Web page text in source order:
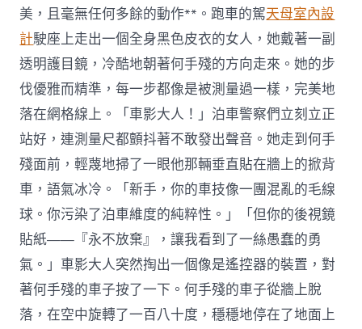
美，且毫無任何多餘的動作**。跑車的駕天母室內設
計駛座上走出一個全身黑色皮衣的女人，她戴著一副
透明護目鏡，冷酷地朝著何手殘的方向走來。她的步
伐優雅而精準，每一步都像是被測量過一樣，完美地
落在網格線上。「車影大人！」泊車警察們立刻立正
站好，連測量尺都顫抖著不敢發出聲音。她走到何手
殘面前，輕蔑地掃了一眼他那輛垂直貼在牆上的掀背
車，語氣冰冷。「新手，你的車技像一團混亂的毛線
球。你污染了泊車維度的純粹性。」「但你的後視鏡
貼紙——『永不放棄』，讓我看到了一絲愚蠢的勇
氣。」車影大人突然掏出一個像是遙控器的裝置，對
著何手殘的車子按了一下。何手殘的車子從牆上脫
落，在空中旋轉了一百八十度，穩穩地停在了地面上